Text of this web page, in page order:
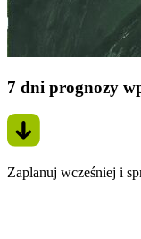
7 dni prognozy
Zaplanuj wcześniej i